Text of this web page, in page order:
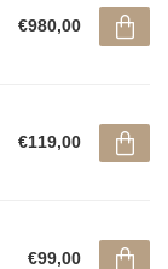
€980,00
€119,00
€99,00